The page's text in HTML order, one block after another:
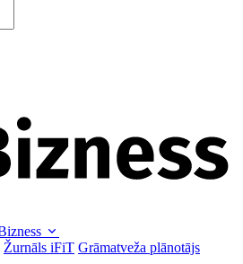
Žurnāls iFiT Grāmatveža plānotājs